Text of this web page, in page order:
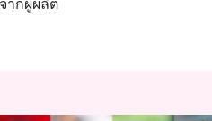
ากผู้ผลิต